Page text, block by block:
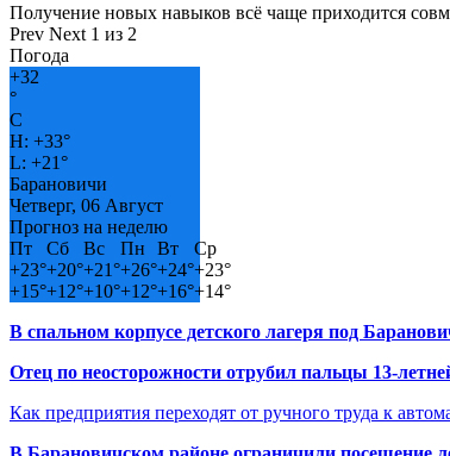
Получение новых навыков всё чаще приходится
Prev Next 1 из 2
Погода
+32
°
C
H: +33°
L: +21°
Барановичи
Четверг, 06 Август
Прогноз на неделю
Пт
Сб Вс Пн Вт
Ср
+23°+20°+21°+26°+24°+23°
+15°+12°+10°+12°+16°+14°
В спальном корпусе детского лагеря под
Отец по неосторожности отрубил пальцы 13-
Как предприятия переходят от ручного труда к